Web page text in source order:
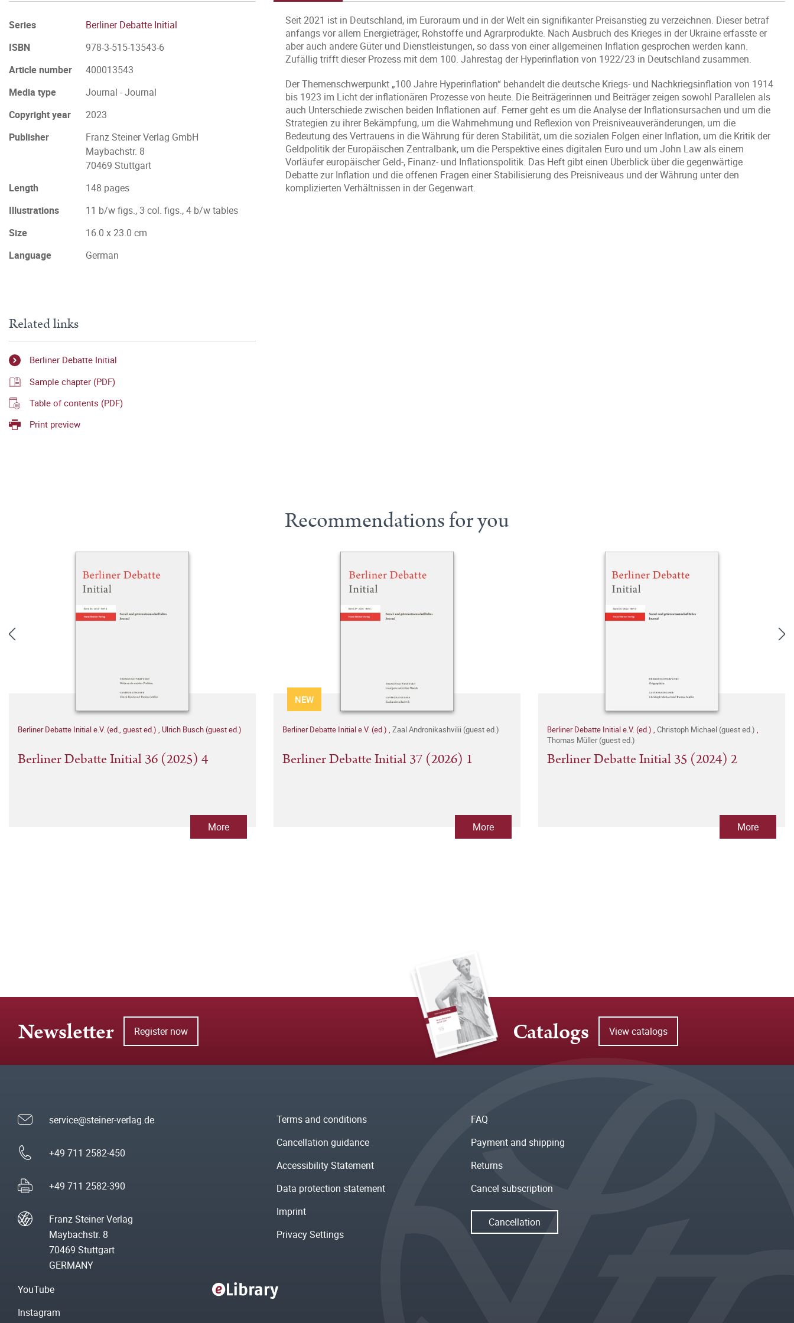
Seit 2021 ist in Deutschland, im Euroraum und in der Welt ein signifikanter Preisanstieg zu verzeichnen. Dieser betraf
anfangs vor allem Energieträger, Rohstoffe und Agrarprodukte. Nach Ausbruch des Krieges in der Ukraine erfasste er
aber auch andere Güter und Dienstleistungen, so dass von einer allgemeinen Inflation gesprochen werden kann.
Zufällig trifft dieser Prozess mit dem 100. Jahrestag der Hyperinflation von 1922/23 in Deutschland zusammen.
Der Themenschwerpunkt „100 Jahre Hyperinflation“ behandelt die deutsche Kriegs- und Nachkriegsinflation von 1914
bis 1923 im Licht der inflationären Prozesse von heute. Die Beiträgerinnen und Beiträger zeigen sowohl Parallelen als
auch Unterschiede zwischen beiden Inflationen auf. Ferner geht es um die Analyse der Inflationsursachen und um die
Strategien zu ihrer Bekämpfung, um die Wahrnehmung und Reflexion von Preisniveauveränderungen, um die
Bedeutung des Vertrauens in die Währung für deren Stabilität, um die sozialen Folgen einer Inflation, um die Kritik der
Geldpolitik der Europäischen Zentralbank, um die Perspektive eines digitalen Euro und um John Law als einem
Vorläufer europäischer Geld-, Finanz- und Inflationspolitik. Das Heft gibt einen Überblick über die gegenwärtige
Debatte zur Inflation und die offenen Fragen einer Stabilisierung des Preisniveaus und der Währung unter den
komplizierten Verhältnissen in der Gegenwart.
Series
Berliner Debatte Initial
ISBN
978-3-515-13543-6
Article number
400013543
Media type
Journal - Journal
Copyright year
2023
Publisher
Franz Steiner Verlag GmbH
Maybachstr. 8
70469 Stuttgart
Length
148 pages
Illustrations
11 b/w figs., 3 col. figs., 4 b/w tables
Size
16.0 x 23.0 cm
Language
German
Related links
Berliner Debatte Initial
Sample chapter (PDF)
Table of contents (PDF)
Print preview
Recommendations for you
Berliner Debatte Initial e.V. (ed., guest ed.) , Ulrich Busch (guest ed.)
Berliner Debatte Initial 36 (2025) 4
More
NEW
Berliner Debatte Initial e.V. (ed.) , Zaal Andronikashvilii (guest ed.)
Berliner Debatte Initial 37 (2026) 1
More
Berliner Debatte Initial e.V. (ed.) , Christoph Michael (guest ed.) ,
Thomas Müller (guest ed.)
Berliner Debatte Initial 35 (2024) 2
More
Newsletter Register now Catalogs View catalogs
service@steiner-verlag.de
+49 711 2582-450
+49 711 2582-390
Franz Steiner Verlag
Maybachstr. 8
70469 Stuttgart
GERMANY
Terms and conditions
Cancellation guidance
Accessibility Statement
Data protection statement
Imprint
Privacy Settings
FAQ
Payment and shipping
Returns
Cancel subscription
Cancellation
YouTube
Instagram